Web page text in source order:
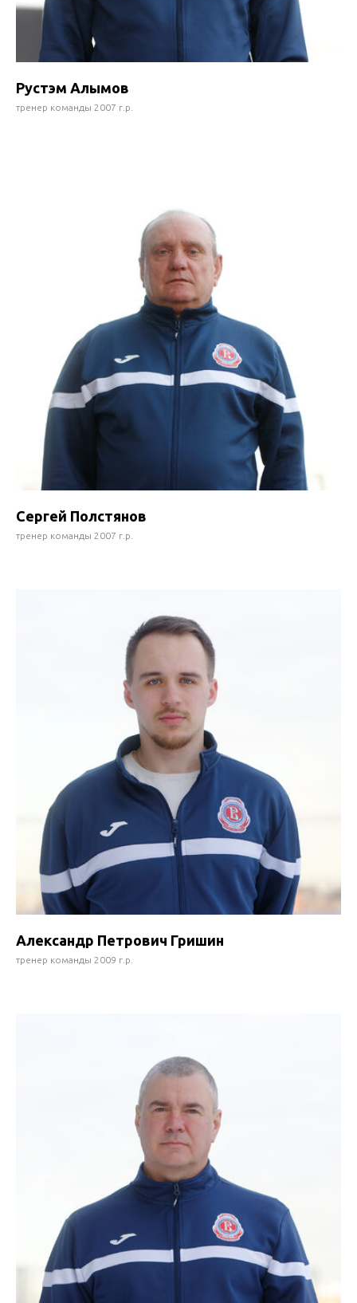
Рустэм Алымов
тренер команды 2007 г.р.
Сергей Полстянов
тренер команды 2007 г.р.
Александр Петрович Гришин
тренер команды 2009 г.р.